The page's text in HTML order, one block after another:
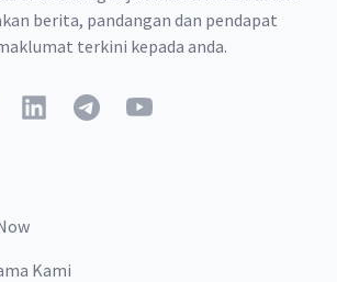
berita, pandangan dan pendapat
terkini kepada anda.
LinkedInTelegramYouTube
Kami